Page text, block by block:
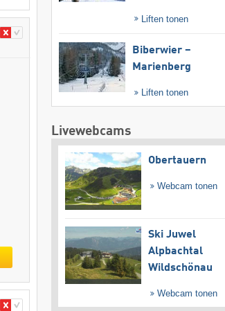
Liften tonen
Biberwier –
Marienberg
Liften tonen
Livewebcams
Obertauern
Webcam tonen
Ski Juwel
Alpbachtal
Wildschönau
Webcam tonen